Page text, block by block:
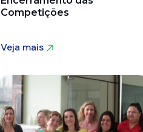
Competições
Veja mais